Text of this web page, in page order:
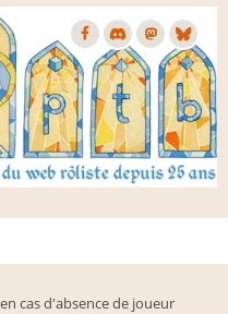
cas d'absence de joueur